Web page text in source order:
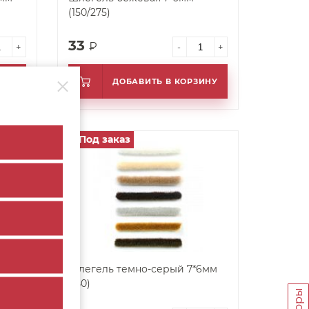
+
(150/275)
33 ₽ - +
ДОБАВИТЬ В КОРЗИНУ
Шлегель темно-серый 7*6мм
(150)
арт. 25106 Под заказ